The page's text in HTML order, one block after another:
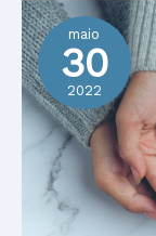
maio
30
2022